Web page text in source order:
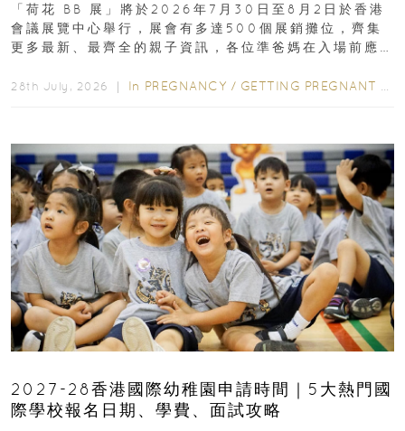
「荷花 BB 展」將於2026年7月30日至8月2日於香港
會議展覽中心舉行，展會有多達500個展銷攤位，齊集
更多最新、最齊全的親子資訊，各位準爸媽在入場前應
28th July, 2026 ｜ In PREGNANCY / GETTING PREGNANT
2027-28香港國際幼稚園申請時間｜5大熱門國
際學校報名日期、學費、面試攻略